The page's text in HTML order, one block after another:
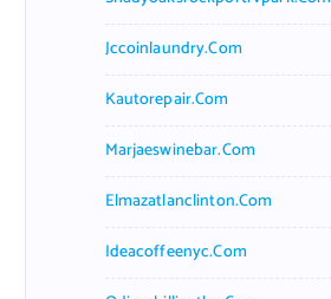
Jccoinlaundry.com
Kautorepair.com
Marjaeswinebar.com
Elmazatlanclinton.com
Ideacoffeenyc.com